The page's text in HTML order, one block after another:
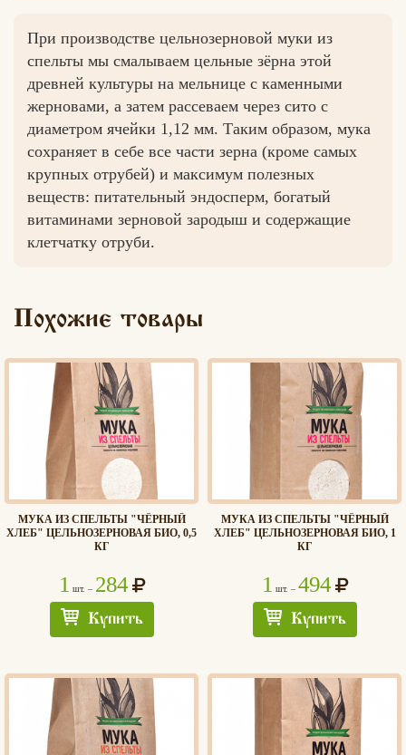
Хлеб
При производстве цельнозерновой муки из
спельты мы смалываем цельные зёрна этой
древней культуры на мельнице с каменными
жерновами, а затем рассеваем через сито с
диаметром ячейки 1,12 мм. Таким образом, мука
сохраняет в себе все части зерна (кроме самых
крупных отрубей) и максимум полезных
веществ: питательный эндосперм, богатый
витаминами зерновой зародыш и содержащие
клетчатку отруби.
Похожие товары
МУКА ИЗ СПЕЛЬТЫ "ЧЁРНЫЙ
ХЛЕБ" ЦЕЛЬНОЗЕРНОВАЯ БИО, 0,5
КГ
1 шт. – 284
Купить
МУКА ИЗ СПЕЛЬТЫ "ЧЁРНЫЙ
ХЛЕБ" ЦЕЛЬНОЗЕРНОВАЯ БИО, 1
КГ
1 шт. – 494
Купить